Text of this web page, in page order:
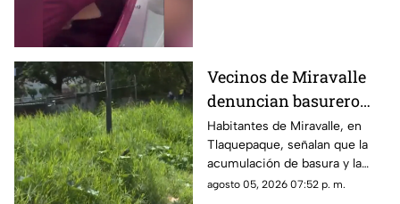
Vecinos de Miravalle
denuncian basurero
clandestino y falta de
seguridad vial en la
colonia
Habitantes de Miravalle, en
Tlaquepaque, señalan que la
acumulación de basura y la
falta de infraestructura vial
agosto 05, 2026 07:52 p. m.